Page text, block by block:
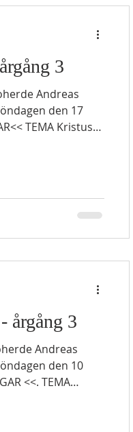
3
den 17
TEMA Kristus
årgång 3
den 10
<<. TEMA